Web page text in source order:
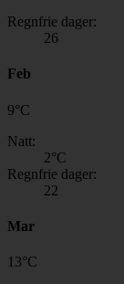
Regnfrie dager:
26
Feb
9°C
Natt:
2°C
Regnfrie dager:
22
Mar
13°C